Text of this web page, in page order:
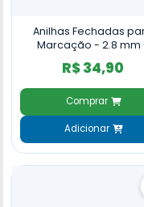
Anilhas Fechadas
Marcação - 2.8 mm
Azulão - Canário da
10 un. - Vermelho
R$ 34,90
Comprar
Adicionar